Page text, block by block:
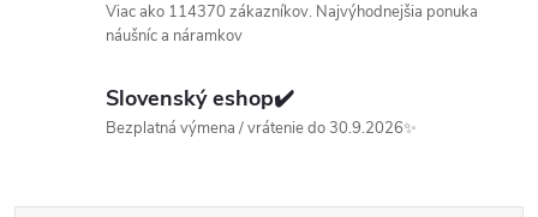
Viac ako 114370 zákazníkov. Najvýhodnejšia ponuka
náušníc a náramkov
Slovenský eshop✔️
Bezplatná výmena / vrátenie do 30.9.2026✨